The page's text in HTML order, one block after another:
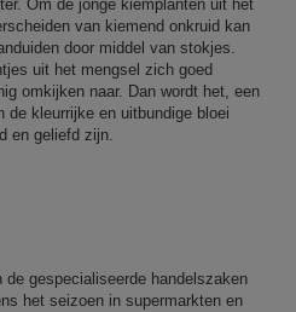
Om de jonge kiemplanten uit het
van kiemend onkruid kan
door middel van stokjes.
uit het mengsel zich goed
omkijken naar. Dan wordt het, een
de kleurrijke en uitbundige bloei
en geliefd zijn.
gespecialiseerde handelszaken
het seizoen in supermarkten en